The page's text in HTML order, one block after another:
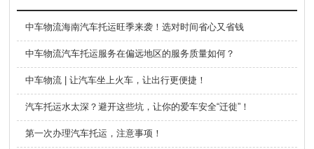
中车物流海南汽车托运旺季来袭！选对时间省心又省钱
中车物流汽车托运服务在偏远地区的服务质量如何？
中车物流 | 让汽车坐上火车，让出行更便捷！
汽车托运水太深？避开这些坑，让你的爱车安全“迁徙”！
第一次办理汽车托运，注意事项！